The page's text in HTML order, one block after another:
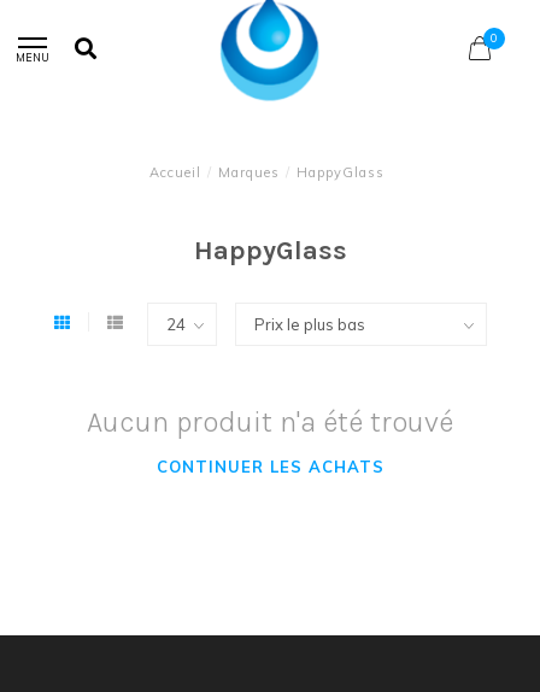
MENU
0
Accueil / Marques / HappyGlass
HappyGlass
Aucun produit n'a été trouvé
CONTINUER LES ACHATS